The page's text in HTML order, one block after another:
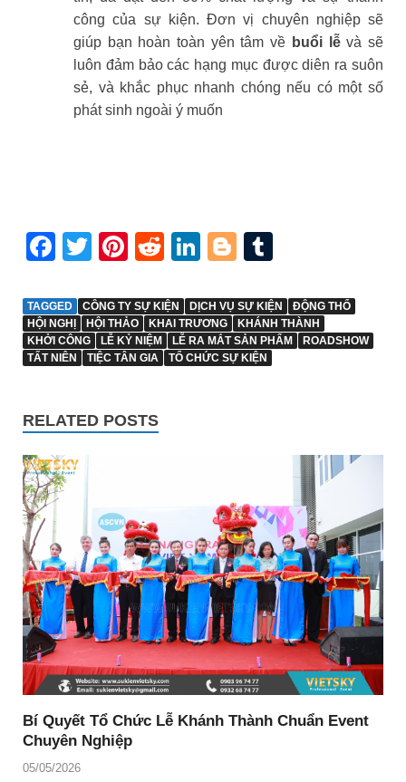
công của sự kiện. Đơn vị chuyên nghiệp sẽ
giúp bạn hoàn toàn yên tâm về buổi lễvà sẽ
luôn đảm bảo các hạng mục được diên ra suôn
sẻ, và khắc phục nhanh chóng nếu có một số
phát sinh ngoài ý muốn
Facebook
Twitter
Pinterest
RedditLinkedIn
Blogger
TAGGED CÔNG TY SỰ KIỆN DỊCH VỤ SỰ KIỆN
ĐỘNG THỔ
HỘI NGHỊ
HỘI THẢO KHAI TRƯƠNG
KHÁNH THÀNH
KHỞI CÔNG
LỄ KỶ NIỆM LỄ RA MẮT SẢN PHẨM
ROADSHOW
TẤT NIÊN
TIỆC TÂN GIA TỔ CHỨC SỰ KIỆN
RELATED POSTS
Bí Quyết Tổ Chức Lễ Khánh Thành Chuẩn Event
Chuyên Nghiệp
05/05/2026